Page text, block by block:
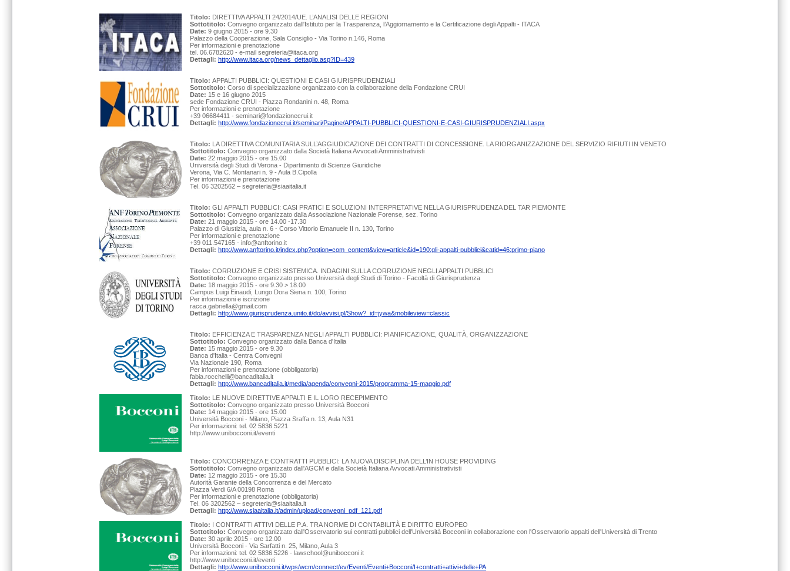
Titolo: DIRETTIVA APPALTI 24/2014/UE. L’ANALISI DELLE REGIONI
Sottotitolo: Convegno organizzato dall'Istituto per la Trasparenza, l’Aggiornamento e la Certificazione degli Appalti - ITACA
Date: 9 giugno 2015 - ore 9.30
Palazzo della Cooperazione, Sala Consiglio - Via Torino n.146, Roma
Per informazioni e prenotazione
tel. 06.6782620 - e-mail segreteria@itaca.org
Dettagli: http://www.itaca.org/news_dettaglio.asp?ID=439
Titolo: APPALTI PUBBLICI: QUESTIONI E CASI GIURISPRUDENZIALI
Sottotitolo: Corso di specializzazione organizzato con la collaborazione della Fondazione CRUI
Date: 15 e 16 giugno 2015
sede Fondazione CRUI - Piazza Rondanini n. 48, Roma
Per informazioni e prenotazione
+39 06684411 - seminari@fondazionecrui.it
Dettagli: http://www.fondazionecrui.it/seminari/Pagine/APPALTI-PUBBLICI-QUESTIONI-E-CASI-GIURISPRUDENZIALI.aspx
Titolo: LA DIRETTIVA COMUNITARIA SULL’AGGIUDICAZIONE DEI CONTRATTI DI CONCESSIONE. LA RIORGANIZZAZIONE DEL SERVIZIO RIFIUTI IN VENETO
Sottotitolo: Convegno organizzato dalla Società Italiana Avvocati Amministrativisti
Date: 22 maggio 2015 - ore 15.00
Università degli Studi di Verona - Dipartimento di Scienze Giuridiche
Verona, Via C. Montanari n. 9 - Aula B.Cipolla
Per informazioni e prenotazione
Tel. 06 3202562 – segreteria@siaaitalia.it
Titolo: GLI APPALTI PUBBLICI: CASI PRATICI E SOLUZIONI INTERPRETATIVE NELLA GIURISPRUDENZA DEL TAR PIEMONTE
Sottotitolo: Convegno organizzato dalla Associazione Nazionale Forense, sez. Torino
Date: 21 maggio 2015 - ore 14.00 -17.30
Palazzo di Giustizia, aula n. 6 - Corso Vittorio Emanuele II n. 130, Torino
Per informazioni e prenotazione
+39 011.547165 - info@anftorino.it
Dettagli: http://www.anftorino.it/index.php?option=com_content&view=article&id=190:gli-appalti-pubblici&catid=46:primo-piano
Titolo: CORRUZIONE E CRISI SISTEMICA. INDAGINI SULLA CORRUZIONE NEGLI APPALTI PUBBLICI
Sottotitolo: Convegno organizzato presso Università degli Studi di Torino - Facoltà di Giurisprudenza
Date: 18 maggio 2015 - ore 9.30 > 18.00
Campus Luigi Einaudi, Lungo Dora Siena n. 100, Torino
Per informazioni e iscrizione
racca.gabriella@gmail.com
Dettagli: http://www.giurisprudenza.unito.it/do/avvisi.pl/Show?_id=jywa&mobileview=classic
Titolo: EFFICIENZA E TRASPARENZA NEGLI APPALTI PUBBLICI: PIANIFICAZIONE, QUALITÀ, ORGANIZZAZIONE
Sottotitolo: Convegno organizzato dalla Banca d'Italia
Date: 15 maggio 2015 - ore 9.30
Banca d'Italia - Centra Convegni
Via Nazionale 190, Roma
Per informazioni e prenotazione (obbligatoria)
fabia.rocchelli@bancaditalia.it
Dettagli: http://www.bancaditalia.it/media/agenda/convegni-2015/programma-15-maggio.pdf
Titolo: LE NUOVE DIRETTIVE APPALTI E IL LORO RECEPIMENTO
Sottotitolo: Convegno organizzato presso Università Bocconi
Date: 14 maggio 2015 - ore 15.00
Università Bocconi - Milano, Piazza Sraffa n. 13, Aula N31
Per informazioni: tel. 02 5836.5221
http://www.unibocconi.it/eventi
Titolo: CONCORRENZA E CONTRATTI PUBBLICI: LA NUOVA DISCIPLINA DELL’IN HOUSE PROVIDING
Sottotitolo: Convegno organizzato dall'AGCM e dalla Società Italiana Avvocati Amministrativisti
Date: 12 maggio 2015 - ore 15.30
Autorità Garante della Concorrenza e del Mercato
Piazza Verdi 6/A 00198 Roma
Per informazioni e prenotazione (obbligatoria)
Tel. 06 3202562 – segreteria@siaaitalia.it
Dettagli: http://www.siaaitalia.it/admin/upload/convegni_pdf_121.pdf
Titolo: I CONTRATTI ATTIVI DELLE P.A. TRA NORME DI CONTABILITÀ E DIRITTO EUROPEO
Sottotitolo: Convegno organizzato dall'Osservatorio sui contratti pubblici dell'Università Bocconi in collaborazione con l'Osservatorio appalti dell'Università di Trento
Date: 30 aprile 2015 - ore 12.00
Università Bocconi - Via Sarfatti n. 25, Milano, Aula 3
Per informazioni: tel. 02 5836.5226 - lawschool@unibocconi.it
http://www.unibocconi.it/eventi
Dettagli: http://www.unibocconi.it/wps/wcm/connect/ev/Eventi/Eventi+Bocconi/I+contratti+attivi+delle+PA